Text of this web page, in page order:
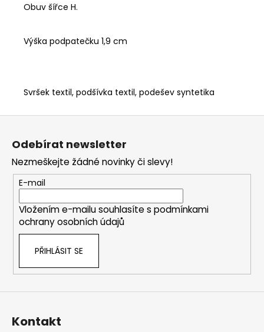
Obuv šířce H.
Výška podpatečku 1,9 cm
Svršek textil, podšívka textil, podešev syntetika
Z
Odebírat newsletter
Nezmeškejte žádné novinky či slevy!
E-mail
Vložením e-mailu souhlasíte s podmínkami
ochrany osobních údajů
PŘIHLÁSIT SE
Kontakt